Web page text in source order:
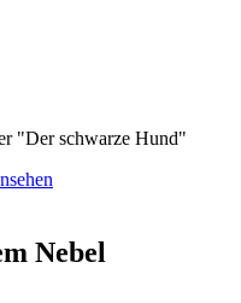
"Der schwarze Hund"
Nebel